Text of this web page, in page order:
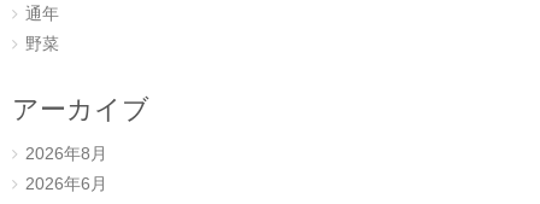
通年
野菜
アーカイブ
2026年8月
2026年6月